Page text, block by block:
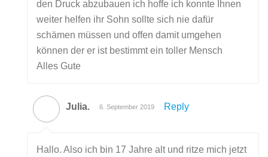
den Druck abzubauen ich hoffe ich konnte Ihnen
weiter helfen ihr Sohn sollte sich nie dafür
schämen müssen und offen damit umgehen
können der er ist bestimmt ein toller Mensch
Alles Gute
Julia. 6. September 2019 Reply
Hallo. Also ich bin 17 Jahre alt und ritze mich jetzt